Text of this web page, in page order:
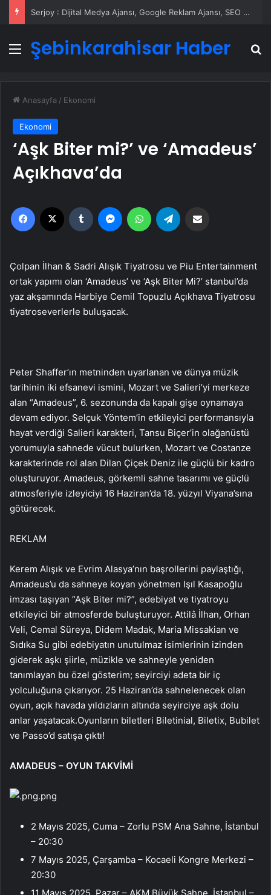
Serjoy : Dijital Medya Ajansı, Google Reklam Ajansı, SEO Ajansı ve Web Tasarım Ajansı
Menü
Şebinkarahisar Haber
Anasayfa / Ekonomi
Ekonomi
‘Aşk Biter mi?’ ve ‘Amadeus’
Açıkhava’da
Facebook Tumblr MessengerWhatsApp
Çolpan İlhan & Sadri Alışık Tiyatrosu ve Piu Entertainment
ortak yapımı olan ‘Amadeus’ ve ‘Aşk Biter Mi?’ stanbul’da
yaz akşamında Harbiye Cemil Topuzlu Açıkhava Tiyatrosu
tiyatroseverlerle buluşacak.
Peter Shaffer’ın metninden uyarlanan ve dünya müzik
tarihinin iki efsanevi ismini, Mozart ve Salieri’yi merkeze
alan “Amadeus”, 6. sezonunda da kapalı gişe oynamaya
devam ediyor. Selçuk Yöntem’in etkileyici performansıyla
hayat verdiği Salieri karakteri, Tansu Biçer’in olağanüstü
yorumuyla sahnede vücut bulurken, Mozart ve Costanze
karakterinde rol alan Dilan Çiçek Deniz ile güçlü bir kadro
oluşturuyor. Amadeus, görkemli sahne tasarımı ve güçlü
atmosferiyle izleyiciyi 16 Haziran’da 18. yüzyıl Viyana’sına
götürecek.
REKLAM
Kerem Alışık ve Evrim Alasya’nın başrollerini paylaştığı,
Amadeus’u da sahneye koyan yönetmen Işıl Kasapoğlu
imzası taşıyan “Aşk Biter mi?”, edebiyat ve tiyatroyu
etkileyici bir atmosferde buluşturuyor. Attilâ İlhan, Orhan
Veli, Cemal Süreya, Didem Madak, Maria Missakian ve
Sıdıka Su gibi edebiyatın unutulmaz isimlerinin izinden
giderek aşkı şiirle, müzikle ve sahneyle yeniden
tanımlayan bu özel gösterim; seyirciyi adeta bir iç
yolculuğuna çıkarıyor. 25 Haziran’da sahnelenecek olan
oyun, açık havada yıldızların altında seyirciye aşk dolu
anlar yaşatacak.Oyunların biletleri Biletinial, Biletix, Bubilet
ve Passo’d satışa çıktı!
AMADEUS – OYUN TAKVİMİ
.png
2 Mayıs 2025, Cuma – Zorlu PSM Ana Sahne, İstanbul
– 20:30
7 Mayıs 2025, Çarşamba – Kocaeli Kongre Merkezi –
20:30